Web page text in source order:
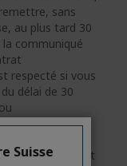
sans
au plus tard 30
communiqué
respecté si vous
délai de 30
mentionné à
d’un
de l'état
Suisse